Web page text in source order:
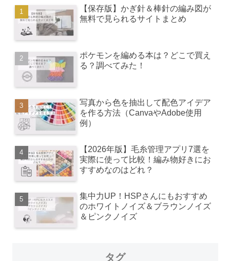
【保存版】かぎ針＆棒針の編み図が
無料で見られるサイトまとめ
ポケモンを編める本は？どこで買え
る？調べてみた！
写真から色を抽出して配色アイデア
を作る方法（CanvaやAdobe使用
例）
【2026年版】毛糸管理アプリ7選を
実際に使って比較！編み物好きにお
すすめなのはどれ？
集中力UP！HSPさんにもおすすめ
のホワイトノイズ＆ブラウンノイズ
＆ピンクノイズ
タグ